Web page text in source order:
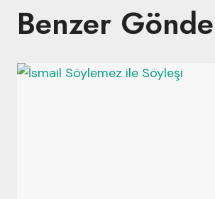
Benzer